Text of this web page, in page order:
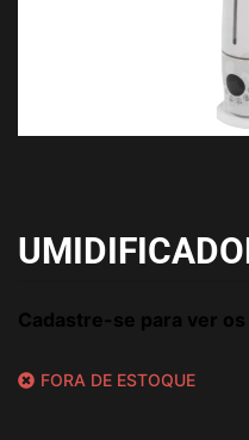
Cadastre-se para ver
FORA DE ESTOQUE